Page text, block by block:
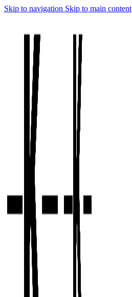
Skip to navigation Skip to main content